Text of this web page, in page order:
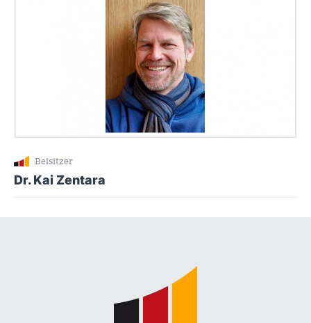
Beisitzer
Dr. Kai Zentara